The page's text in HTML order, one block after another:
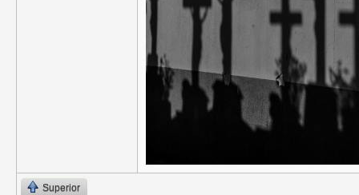
Superior